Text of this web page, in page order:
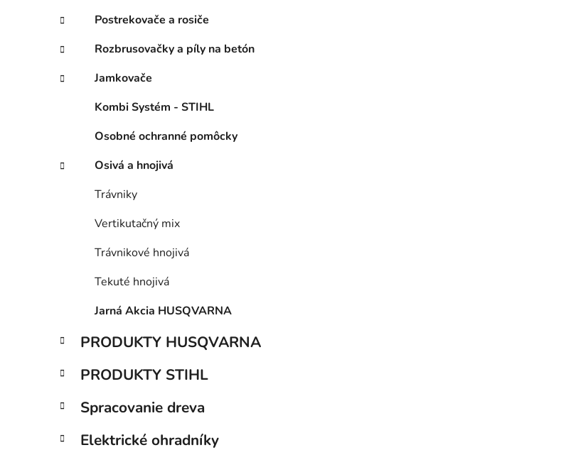
Postrekovače a rosiče
Rozbrusovačky a píly na betón
Jamkovače
Kombi Systém - STIHL
Osobné ochranné pomôcky
Osivá a hnojivá
Trávniky
Vertikutačný mix
Trávnikové hnojivá
Tekuté hnojivá
Jarná Akcia HUSQVARNA
PRODUKTY HUSQVARNA
PRODUKTY STIHL
Spracovanie dreva
Elektrické ohradníky